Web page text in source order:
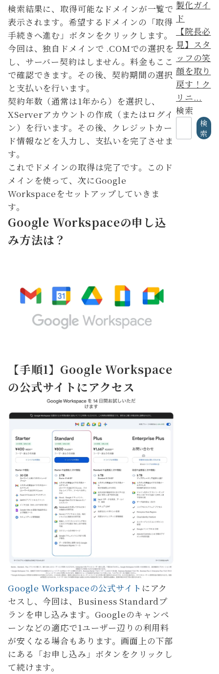
検索結果に、取得可能なドメインが一覧で
表示されます。希望するドメインの「取得
手続きへ進む」ボタンをクリックします。
今回は、独自ドメインで .COMでの選択を
し、サーバー契約はしません。料金もここ
で確認できます。その後、契約期間の選択
と支払いを行います。
契約年数（通常は1年から）を選択し、
XServerアカウントの作成（またはログイ
ン）を行います。その後、クレジットカー
ド情報などを入力し、支払いを完了させま
す。
これでドメインの取得は完了です。このド
メインを使って、次にGoogle
Workspaceをセットアップしていきま
す。
Google Workspaceの申し込
み方法は？
【手順1】Google Workspace
の公式サイトにアクセス
Google Workspaceの公式サイト にアク
セスし、今回は、Business Standardプ
ランを申し込みます。Googleのキャンペ
ーンなどの適応で1ユーザー辺りの利用料
が安くなる場合もあります。画面上の下部
にある「お申し込み」ボタンをクリックし
て続けます。
【院長必
見】スタ
ッフの笑
顔を取り
戻す！ク
リニ...
検索
検
索